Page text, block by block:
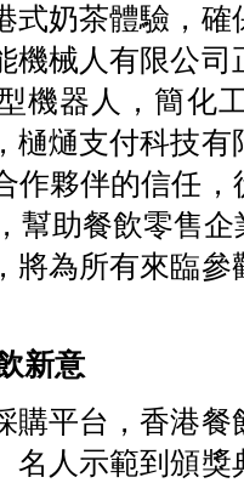
式奶茶體驗，
機械人有限公
機器人，簡化
樋熥支付科技
作夥伴的信任
幫助餐飲零售
將為所有來臨
新意
購平台，香港
名人示範到頒